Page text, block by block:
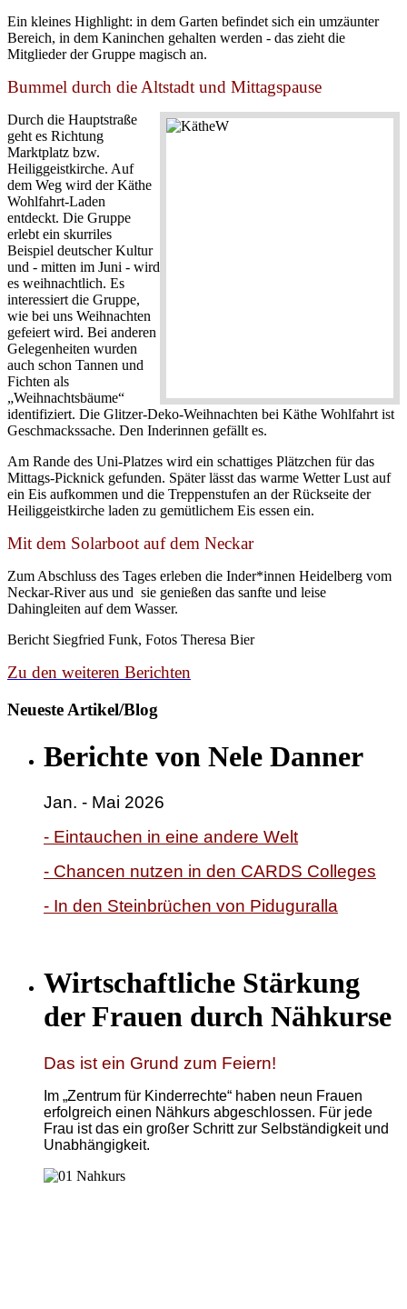
Ein kleines Highlight: in dem Garten befindet sich ein umzäunter
Bereich, in dem Kaninchen gehalten werden - das zieht die
Mitglieder der Gruppe magisch an.
Bummel durch die Altstadt und Mittagspause
Durch die Hauptstraße
geht es Richtung
Marktplatz bzw.
Heiliggeistkirche. Auf
dem Weg wird der Käthe
Wohlfahrt-Laden
entdeckt. Die Gruppe
erlebt ein skurriles
Beispiel deutscher Kultur
und - mitten im Juni - wird
es weihnachtlich. Es
interessiert die Gruppe,
wie bei uns Weihnachten
gefeiert wird. Bei anderen
Gelegenheiten wurden
auch schon Tannen und
Fichten als
„Weihnachtsbäume“
identifiziert. Die Glitzer-Deko-Weihnachten bei Käthe Wohlfahrt ist
Geschmackssache. Den Inderinnen gefällt es.
Am Rande des Uni-Platzes wird ein schattiges Plätzchen für das
Mittags-Picknick gefunden. Später lässt das warme Wetter Lust auf
ein Eis aufkommen und die Treppenstufen an der Rückseite der
Heiliggeistkirche laden zu gemütlichem Eis essen ein.
Mit dem Solarboot auf dem Neckar
Zum Abschluss des Tages erleben die Inder*innen Heidelberg vom
Neckar-River aus und sie genießen das sanfte und leise
Dahingleiten auf dem Wasser.
Bericht Siegfried Funk, Fotos Theresa Bier
Zu den weiteren Berichten
Neueste Artikel/Blog
Berichte von Nele Danner
Jan. - Mai 2026
- Eintauchen in eine andere Welt
- Chancen nutzen in den CARDS Colleges
- In den Steinbrüchen von Piduguralla
Wirtschaftliche Stärkung
der Frauen durch Nähkurse
Das ist ein Grund zum Feiern!
Im „Zentrum für Kinderrechte“ haben neun Frauen
erfolgreich einen Nähkurs abgeschlossen. Für jede
Frau ist das ein großer Schritt zur Selbständigkeit und
Unabhängigkeit.